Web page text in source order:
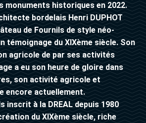
monuments historiques en 2022.
bordelais Henri DUPHOT
de Fournils de style néo-
témoignage du XIXème siècle. Son
agricole de par ses activités
a eu son heure de gloire dans
son activité agricole et
encore actuellement.
inscrit à la DREAL depuis 1980
du XIXème siècle, riche